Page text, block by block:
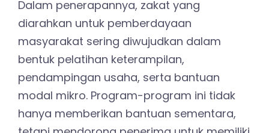
Dalam penerapannya, zakat yang
diarahkan untuk pemberdayaan
masyarakat sering diwujudkan dalam
bentuk pelatihan keterampilan,
pendampingan usaha, serta bantuan
modal mikro. Program-program ini tidak
hanya memberikan bantuan sementara,